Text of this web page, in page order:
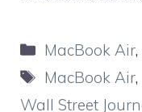
Categorie
MacBook Air,
Tag
MacBook Air,
Wall Street